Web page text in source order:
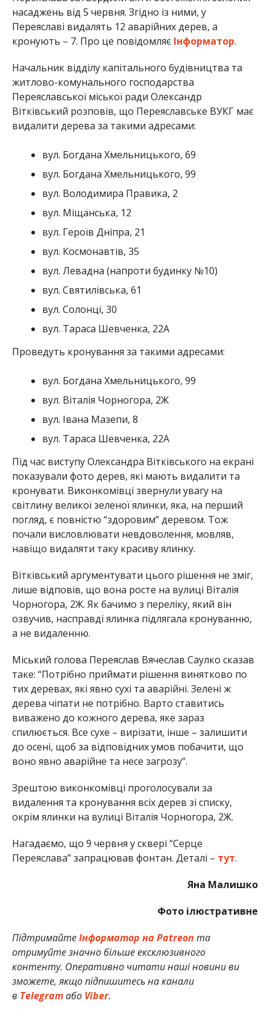
насаджень від 5 червня. Згідно із ними, у
Переяславі видалять 12 аварійних дерев, а
кронують – 7. Про це повідомляє Інформатор.
Начальник відділу капітального будівництва та
житлово-комунального господарства
Переяславської міської ради Олександр
Вітківський розповів, що Переяславське ВУКГ має
видалити дерева за такими адресами:
вул. Богдана Хмельницького, 69
вул. Богдана Хмельницького, 99
вул. Володимира Правика, 2
вул. Міщанська, 12
вул. Героїв Дніпра, 21
вул. Космонавтів, 35
вул. Левадна (напроти будинку №10)
вул. Святилівська, 61
вул. Солонці, 30
вул. Тараса Шевченка, 22А
Проведуть кронування за такими адресами:
вул. Богдана Хмельницького, 99
вул. Віталія Чорногора, 2Ж
вул. Івана Мазепи, 8
вул. Тараса Шевченка, 22А
Під час виступу Олександра Вітківського на екрані
показували фото дерев, які мають видалити та
кронувати. Виконкомівці звернули увагу на
світлину великої зеленої ялинки, яка, на перший
погляд, є повністю “здоровим” деревом. Тож
почали висловлювати невдоволення, мовляв,
навіщо видаляти таку красиву ялинку.
Вітківський аргументувати цього рішення не зміг,
лише відповів, що вона росте на вулиці Віталія
Чорногора, 2Ж. Як бачимо з переліку, який він
озвучив, насправді ялинка підлягала кронуванню,
а не видаленню.
Міський голова Переяслав Вячеслав Саулко сказав
таке: “Потрібно приймати рішення винятково по
тих деревах, які явно сухі та аварійні. Зелені ж
дерева чіпати не потрібно. Варто ставитись
виважено до кожного дерева, яке зараз
спилюється. Все сухе – вирізати, інше – залишити
до осені, щоб за відповідних умов побачити, що
воно явно аварійне та несе загрозу”.
Зрештою виконкомівці проголосували за
видалення та кронування всіх дерев зі списку,
окрім ялинки на вулиці Віталія Чорногора, 2Ж.
Нагадаємо, що 9 червня у сквері “Серце
Переяслава” запрацював фонтан. Деталі – тут.
Яна Малишко
Фото ілюстративне
ПідтримайтеІнформатор на Patreon та
отримуйте значно більше ексклюзивного
контенту. Оперативно читати наші новини ви
зможете, якщо підпишитесь на канали
в Telegramабо Viber.